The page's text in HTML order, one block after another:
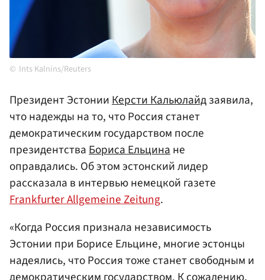
Ints Kalnins/Reuters
Президент ЭстонииКерсти Кальюлайдзаявила,
что надежды на то, что Россия станет
демократическим государством после
президентстваБориса Ельцинане
оправдались. Об этом эстонский лидер
рассказала в интервью немецкой газете
Frankfurter Allgemeine Zeitung.
«Когда Россия признала независимость
Эстонии при Борисе Ельцине, многие эстонцы
надеялись, что Россия тоже станет свободным и